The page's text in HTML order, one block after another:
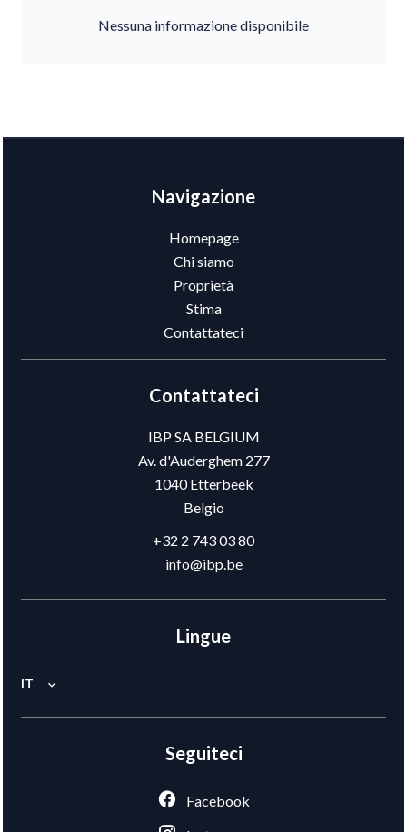
Nessuna informazione disponibile
Navigazione
Homepage
Chi siamo
Proprietà
Stima
Contattateci
Contattateci
IBP SA BELGIUM
Av. d'Auderghem 277
1040Etterbeek
Belgio
+32 2 743 03 80
info@ibp.be
Lingue
IT
Seguiteci
Facebook